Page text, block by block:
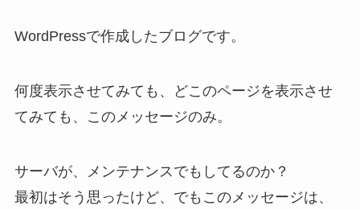
WordPressで作成したブログです。
何度表示させてみても、どこのページを表示させ
てみても、このメッセージのみ。
サーバが、メンテナンスでもしてるのか？
最初はそう思ったけど、でもこのメッセージは、